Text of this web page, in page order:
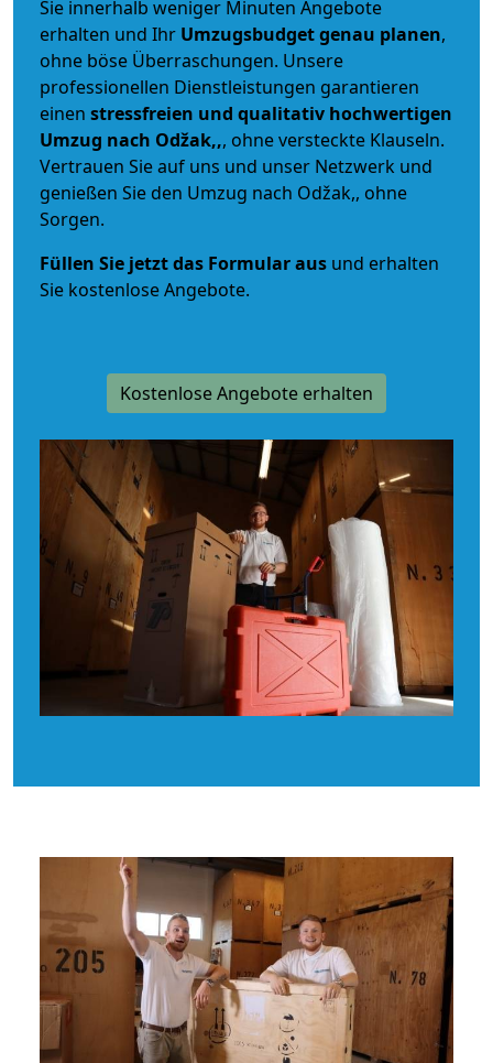
Sie innerhalb weniger Minuten Angebote
erhalten und Ihr Umzugsbudgetgenau planen,
ohne böse Überraschungen. Unsere
professionellen Dienstleistungen garantieren
einen stressfreien und qualitativ hochwertigen
Umzug nach Odžak,,, ohne versteckte Klauseln.
Vertrauen Sie auf uns und unser Netzwerk und
genießen Sie den Umzug nach Odžak,, ohne
Sorgen.
Füllen Sie jetzt das Formular aus und erhalten
Sie kostenlose Angebote.
Kostenlose Angebote erhalten